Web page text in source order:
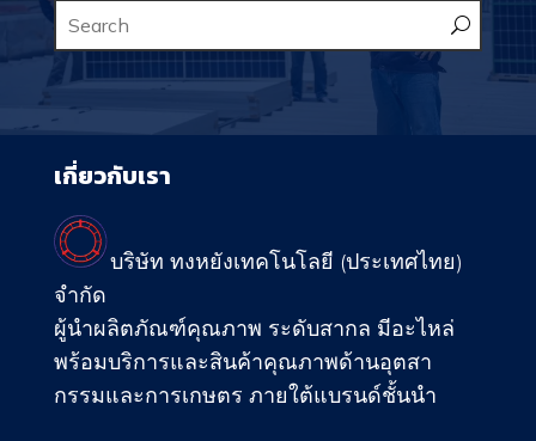
เกี่ยวกับเรา
บริษัท ทงหยังเทคโนโลยี (ประเทศไทย)
จำกัด
ผู้นำผลิตภัณฑ์คุณภาพ ระดับสากล มีอะไหล่
พร้อมบริการและสินค้าคุณภาพด้านอุตสา
กรรมและการเกษตร ภายใต้แบรนด์ชั้นนำ